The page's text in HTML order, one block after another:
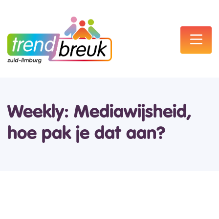
Weekly: Mediawijsheid,
hoe pak je dat aan?